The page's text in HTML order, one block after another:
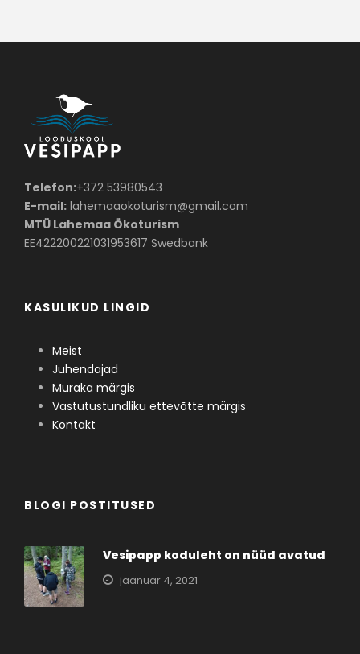
Telefon:+372 53980543
E-mail: lahemaaokoturism@gmail.com
MTÜ Lahemaa Ökoturism
EE422200221031953617 Swedbank
KASULIKUD LINGID
Meist
Juhendajad
Muraka märgis
Vastutustundliku ettevõtte märgis
Kontakt
BLOGI POSTITUSED
Vesipapp koduleht on nüüd avatud
jaanuar 4, 2021